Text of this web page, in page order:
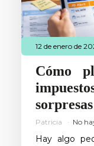
12 de enero de
Cómo
Patricia No
Hay algo